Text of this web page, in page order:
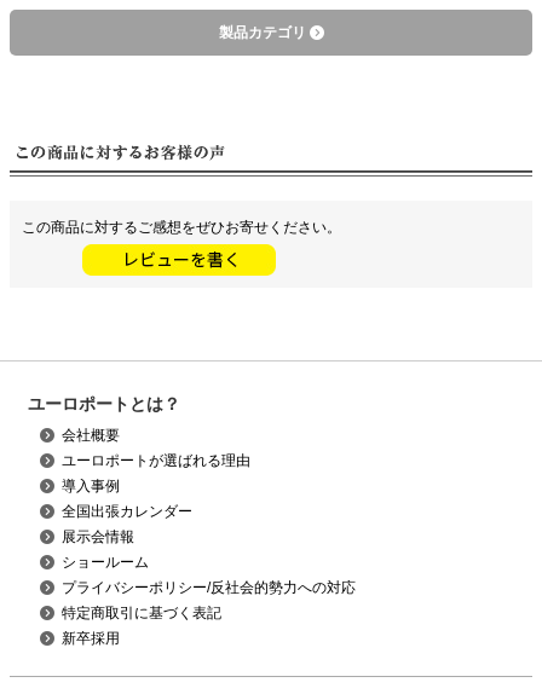
製品カテゴリ
この商品に対するご感想をぜひお寄せください。
ユーロポートとは？
会社概要
ユーロポートが選ばれる理由
導入事例
全国出張カレンダー
展示会情報
ショールーム
プライバシーポリシー/反社会的勢力への対応
特定商取引に基づく表記
新卒採用